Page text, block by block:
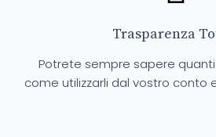
Trasparenza
Potrete sempre sapere
come utilizzarli dal vostro conto